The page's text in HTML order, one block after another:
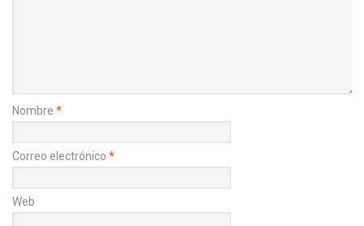
Nombre *
Correo electrónico *
Web